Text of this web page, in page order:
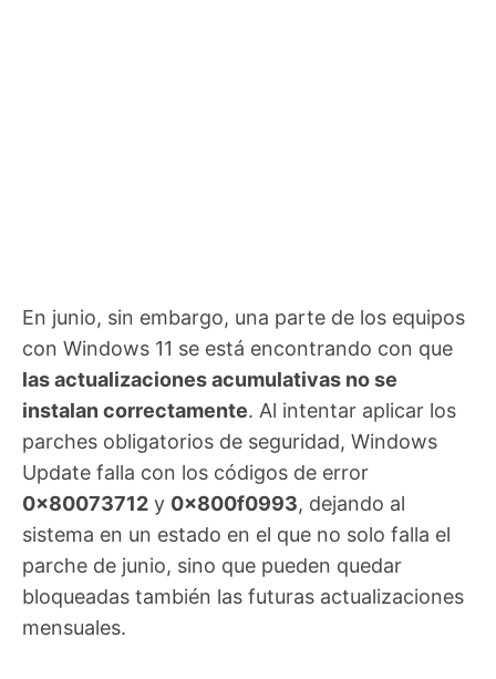
En junio, sin embargo, una parte de los equipos
con Windows 11 se está encontrando con que
las actualizaciones acumulativas no se
instalan correctamente. Al intentar aplicar los
parches obligatorios de seguridad, Windows
Update falla con los códigos de error
0x80073712 y 0x800f0993, dejando al
sistema en un estado en el que no solo falla el
parche de junio, sino que pueden quedar
bloqueadas también las futuras actualizaciones
mensuales.